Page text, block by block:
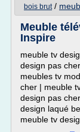
bois brut/
Meuble
Inspire
meuble tv
design pas
meubles tv
cher | meuble
design pas
design laqué
meuble tv